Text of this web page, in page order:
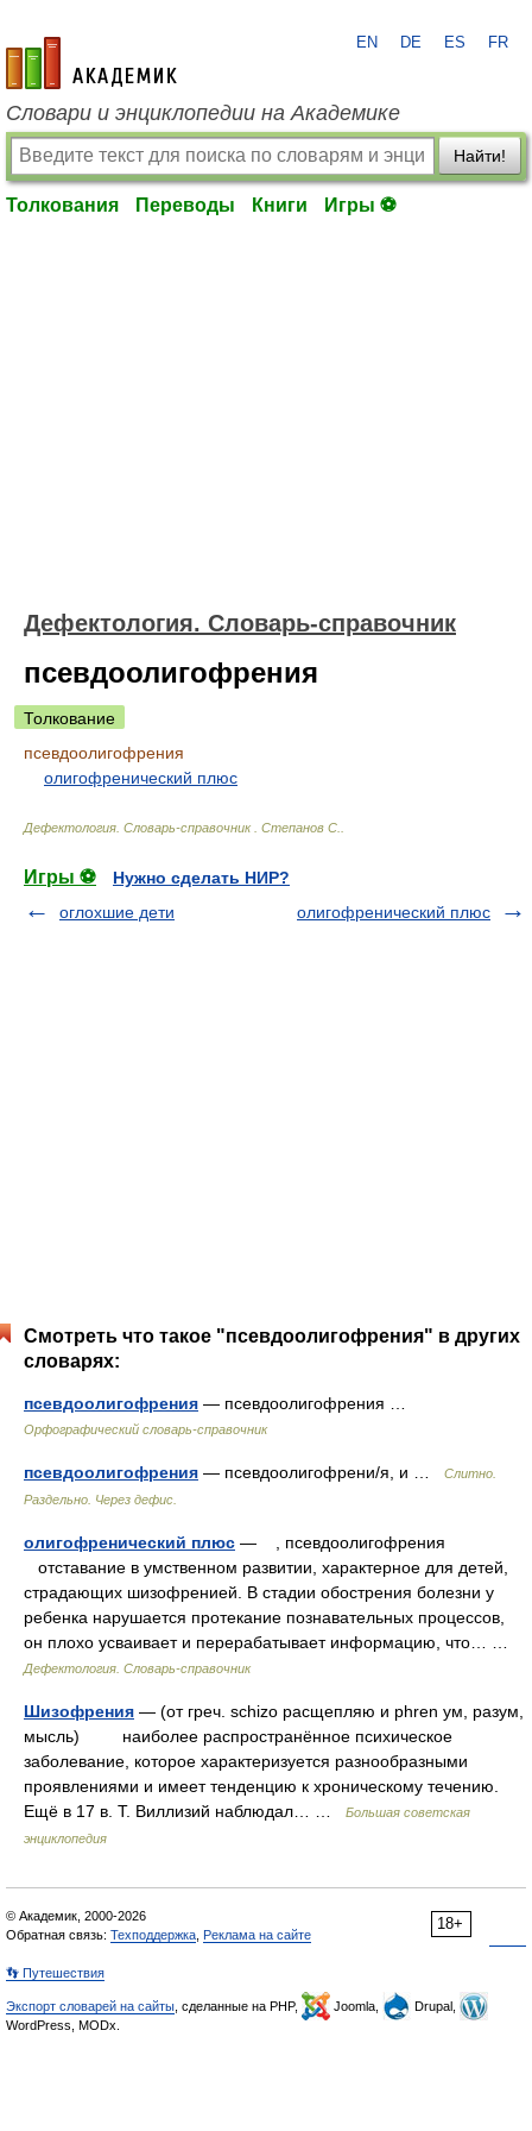
academic.ru
EN DE ES FR
Словари и энциклопедии на Академике
Найти!
Толкования Переводы Книги Игры ⚽
Дефектология. Словарь-справочник
псевдоолигофрения
Толкование
псевдоолигофрения
олигофренический плюс
Дефектология. Словарь-справочник Степанов С.
Игры ⚽
Нужно сделать НИР?
оглохшие дети
олигофренический плюс
Смотреть что такое "псевдоолигофрения" в других
словарях:
псевдоолигофрения — псевдоолигофрения …
Орфографический словарь-справочник
псевдоолигофрения — псевдоолигофрени/я, и …
Слитно.
Раздельно. Через дефис.
олигофренический плюс — , псевдоолигофрения
отставание в умственном развитии, характерное для детей,
страдающих шизофренией. В стадии обострения болезни у
ребенка нарушается протекание познавательных процессов,
он плохо усваивает и перерабатывает информацию, что… …
Дефектология. Словарь-справочник
Шизофрения — (от греч. schizo расщепляю и phren ум, разум,
мысль) наиболее распространённое психическое
заболевание, которое характеризуется разнообразными
проявлениями и имеет тенденцию к хроническому течению.
Ещё в 17 в. Т. Виллизий наблюдал… …
Большая советская
энциклопедия
18+
© Академик, 2000-2026
Обратная связь: Техподдержка Реклама на сайте
👣 Путешествия
Экспорт словарей на сайты , сделанные на PHP, Joomla,
Drupal,
WordPress, MODx.